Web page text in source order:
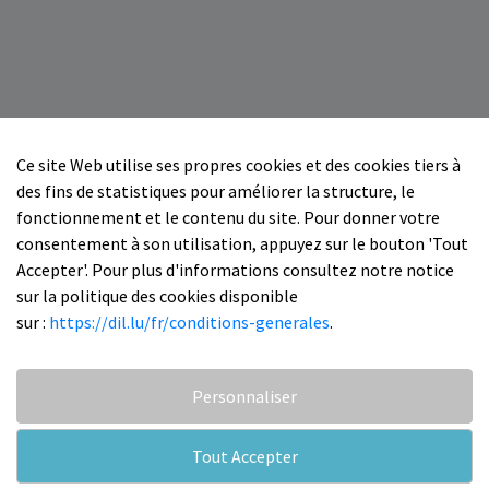
Ce site Web utilise ses propres cookies et des cookies tiers à
des fins de statistiques pour améliorer la structure, le
fonctionnement et le contenu du site. Pour donner votre
consentement à son utilisation, appuyez sur le bouton 'Tout
Accepter'. Pour plus d'informations consultez notre notice
sur la politique des cookies disponible
sur : https://dil.lu/fr/conditions-generales.
Personnaliser
Tout Accepter